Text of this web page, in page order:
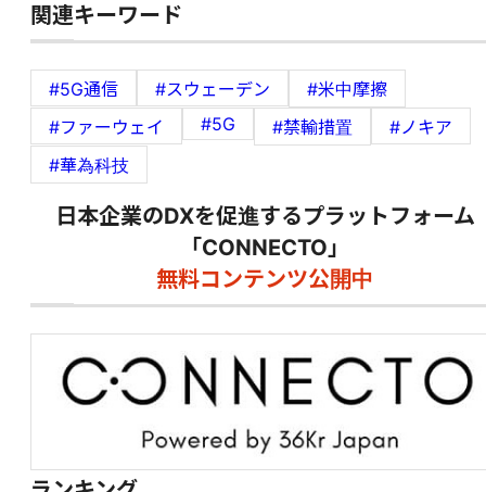
関連キーワード
#5G通信 #スウェーデン
#米中摩擦
#ファーウェイ
#5G #禁輸措置
#ノキア
#華為科技
日本企業のDXを促進するプラットフォーム
「CONNECTO」
無料コンテンツ公開中